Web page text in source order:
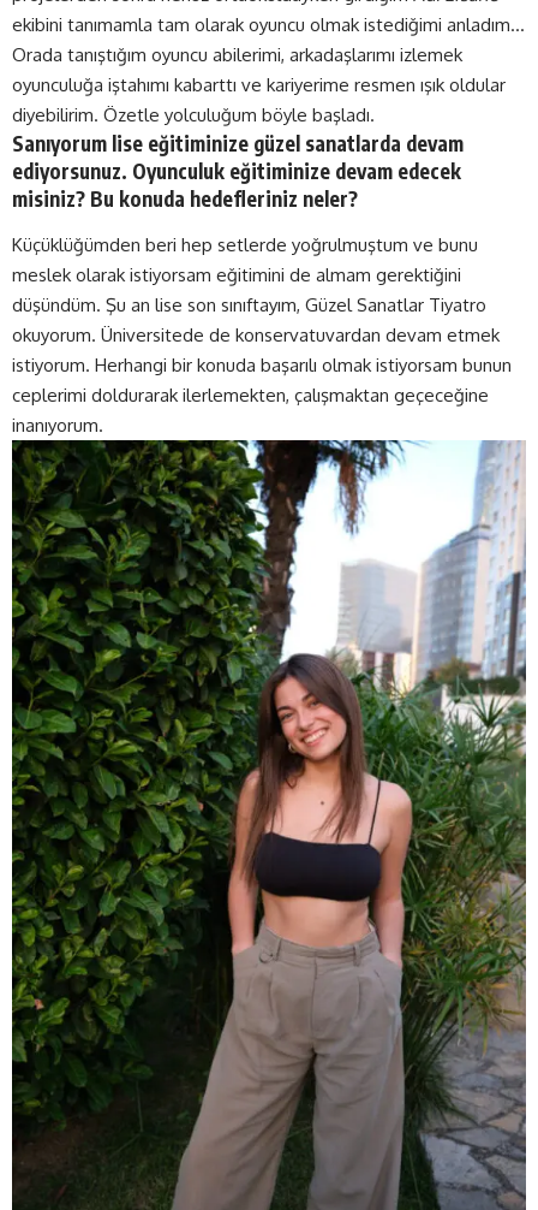
ekibini tanımamla tam olarak oyuncu olmak istediğimi anladım…
Orada tanıştığım oyuncu abilerimi, arkadaşlarımı izlemek
oyunculuğa iştahımı kabarttı ve kariyerime resmen ışık oldular
diyebilirim. Özetle yolculuğum böyle başladı.
Sanıyorum lise eğitiminize güzel sanatlarda devam
ediyorsunuz. Oyunculuk eğitiminize devam edecek
misiniz? Bu konuda hedefleriniz neler?
Küçüklüğümden beri hep setlerde yoğrulmuştum ve bunu
meslek olarak istiyorsam eğitimini de almam gerektiğini
düşündüm. Şu an lise son sınıftayım, Güzel Sanatlar Tiyatro
okuyorum. Üniversitede de konservatuvardan devam etmek
istiyorum. Herhangi bir konuda başarılı olmak istiyorsam bunun
ceplerimi doldurarak ilerlemekten, çalışmaktan geçeceğine
inanıyorum.